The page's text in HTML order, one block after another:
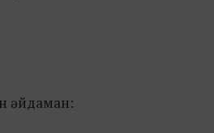
әйдаман: